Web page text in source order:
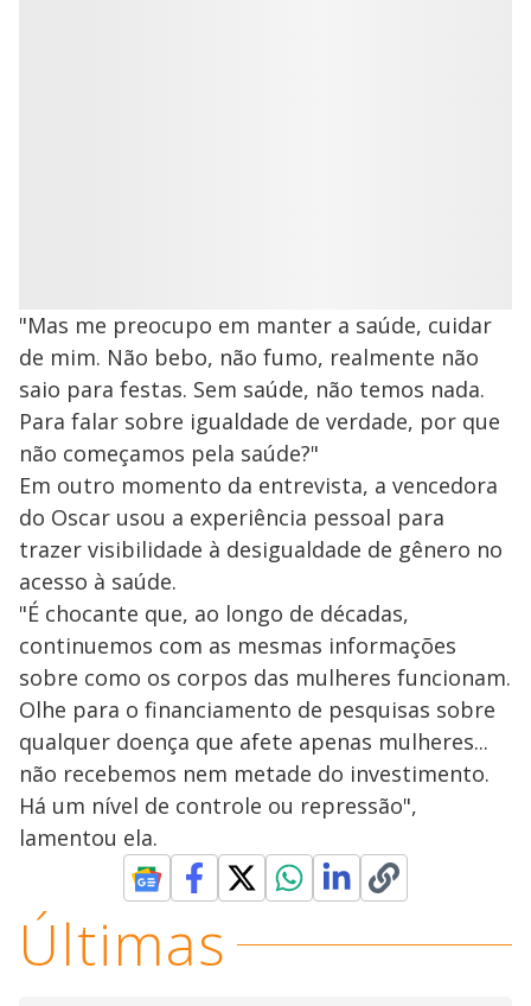
"Mas me preocupo em manter a saúde, cuidar
de mim. Não bebo, não fumo, realmente não
saio para festas. Sem saúde, não temos nada.
Para falar sobre igualdade de verdade, por que
não começamos pela saúde?"
Em outro momento da entrevista, a vencedora
do Oscar usou a experiência pessoal para
trazer visibilidade à desigualdade de gênero no
acesso à saúde.
"É chocante que, ao longo de décadas,
continuemos com as mesmas informações
sobre como os corpos das mulheres funcionam.
Olhe para o financiamento de pesquisas sobre
qualquer doença que afete apenas mulheres...
não recebemos nem metade do investimento.
Há um nível de controle ou repressão",
lamentou ela.
Últimas